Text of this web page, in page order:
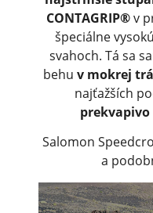
CONTAGRIP®v
špeciálne
svahoch. Tá sa
behu v mokrej
najťažších
prekvapivo
Salomon
a